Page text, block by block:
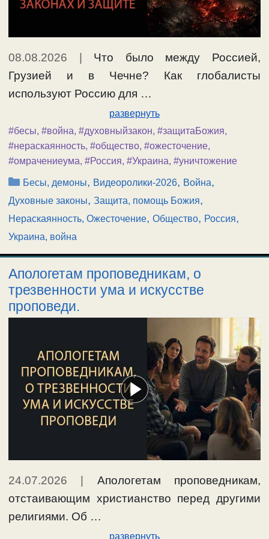
08.08.2026 | Что было между Россией,
Грузией и в Чечне? Как глобалисты
используют Россию для …
развернуть
#бесы, #война, #духовныйзакон, #защитаБожия,
#нераскаянность, #общество, #ожесточение,
#омрачениеума, #Россия, #Украина, #уничтожение
Рубрики
Бесы, демоны, Видеоролики-2026, Война,
Духовные законы, Защита, помощь Божия,
Нераскаянность, Ожесточение, Общество, Россия,
Украина, война
Апологетам проповедникам, о
трезвенности ума и искусстве
проповеди.
24.07.2026 | Апологетам проповедникам,
отстаивающим христианство перед другими
религиями. Об …
развернуть